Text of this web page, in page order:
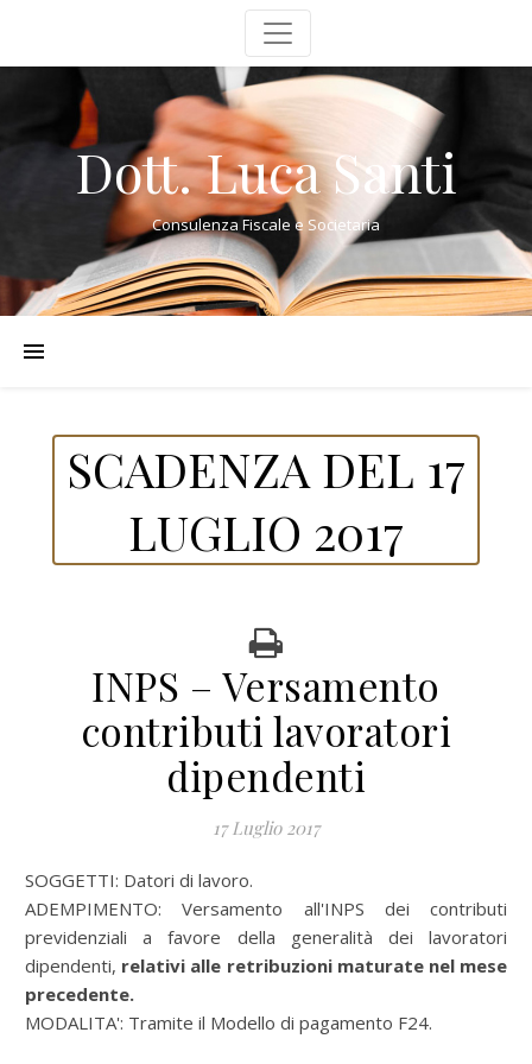
Dott. Luca Santi
Consulenza Fiscale e Societaria
SCADENZA DEL 17
LUGLIO 2017
INPS – Versamento
contributi lavoratori
dipendenti
17 Luglio 2017
SOGGETTI: Datori di lavoro.
ADEMPIMENTO: Versamento all'INPS dei contributi
previdenziali a favore della generalità dei lavoratori
dipendenti, relativi alle retribuzioni maturate nel mese
precedente.
MODALITA': Tramite il Modello di pagamento F24.